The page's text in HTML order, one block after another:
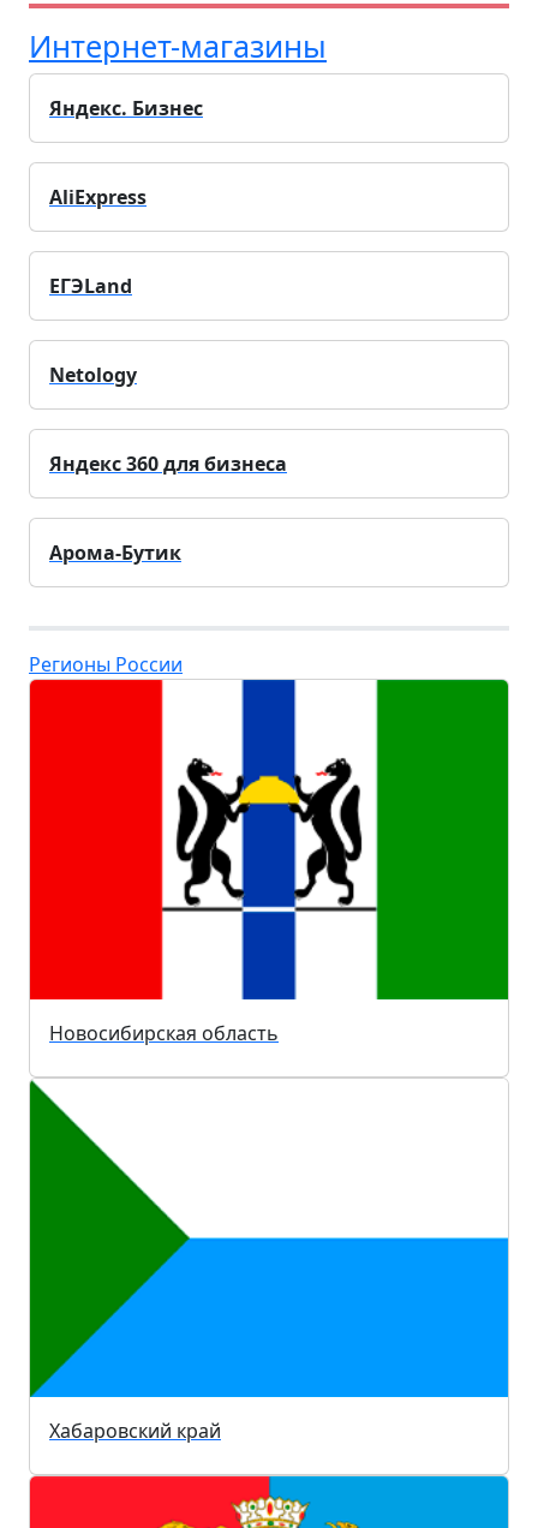
Интернет-магазины
Яндекс. Бизнес
AliExpress
ЕГЭLand
Netology
Яндекс 360 для бизнеса
Арома-Бутик
Регионы России
Новосибирская область
Хабаровский край